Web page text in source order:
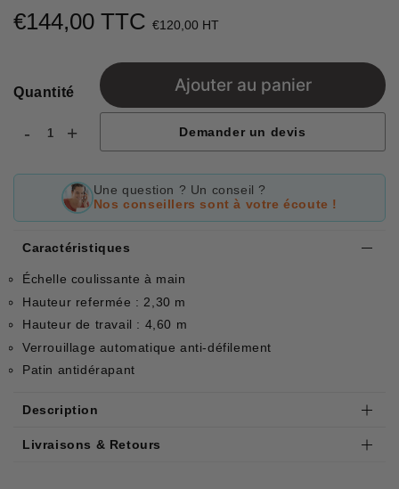
€144,00 TTC €120,00 HT
Quantité
- +
Ajouter au panier
Demander un devis
Une question ? Un conseil ?
Nos conseillers sont à votre écoute !
Caractéristiques
Échelle coulissante à main
Hauteur refermée : 2,30 m
Hauteur de travail : 4,60 m
Verrouillage automatique anti-défilement
Patin antidérapant
Description
Livraisons & Retours